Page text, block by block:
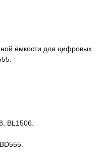
ёмкости для цифровых
BL1506.